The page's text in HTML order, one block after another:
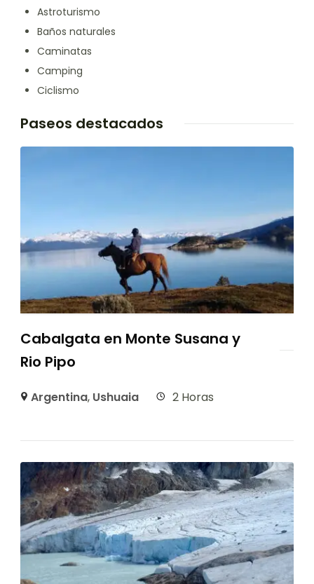
Astroturismo
Baños naturales
Caminatas
Camping
Ciclismo
Paseos destacados
Cabalgata en Monte Susana y
Rio Pipo
Argentina, Ushuaia 2 Horas